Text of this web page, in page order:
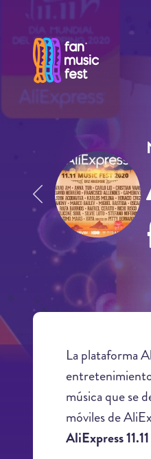
Pasar al contenido principal
La plataforma
música que se
móviles de
AliExpress